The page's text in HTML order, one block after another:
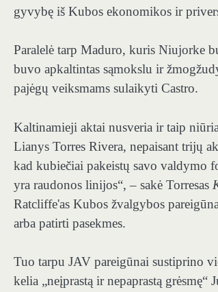
gyvybę iš Kubos ekonomikos ir
Paralelė tarp Maduro, kuris Niujorke
buvo apkaltintas sąmokslu ir
pajėgų veiksmams sulaikyti Castro.
Kaltinamieji aktai nusveria ir taip
Lianys Torres Rivera, nepaisant trijų
kad kubiečiai pakeistų savo valdymo
yra raudonos linijos“, – sakė Torresas
Ratcliffe'as Kubos žvalgybos
arba patirti pasekmes.
Tuo tarpu JAV pareigūnai sustiprino
kelia „neįprastą ir nepaprastą